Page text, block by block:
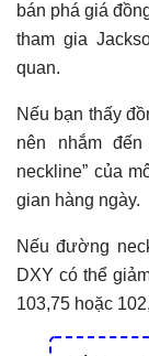
bán phá giá
tham gia
quan.
Nếu bạn thấy
nên nhắm
neckline” của
gian hàng ngày.
Nếu đường
DXY có thể
103,75 hoặc